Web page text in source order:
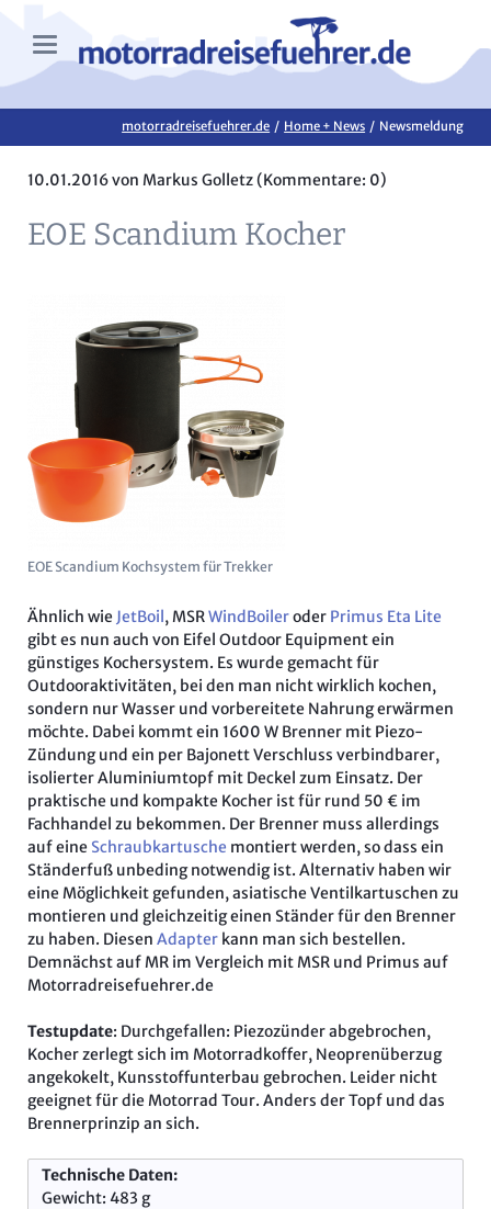
motorradreisefuehrer.de Home + News Newsmeldung
10.01.2016von Markus Golletz (Kommentare: 0)
EOE Scandium Kocher
EOE Scandium Kochsystem für Trekker
Ähnlich wie JetBoil, MSRWindBoileroder Primus Eta Lite
gibt es nun auch von Eifel Outdoor Equipment ein
günstiges Kochersystem. Es wurde gemacht für
Outdooraktivitäten, bei den man nicht wirklich kochen,
sondern nur Wasser und vorbereitete Nahrung erwärmen
möchte. Dabei kommt ein 1600 W Brenner mit Piezo-
Zündung und ein per Bajonett Verschluss verbindbarer,
isolierter Aluminiumtopf mit Deckel zum Einsatz. Der
praktische und kompakte Kocher ist für rund 50 € im
Fachhandel zu bekommen. Der Brenner muss allerdings
auf eine Schraubkartusche montiert werden, so dass ein
Ständerfuß unbeding notwendig ist. Alternativ haben wir
eine Möglichkeit gefunden, asiatische Ventilkartuschen zu
montieren und gleichzeitig einen Ständer für den Brenner
zu haben. Diesen Adapterkann man sich bestellen.
Demnächst auf MR im Vergleich mit MSR und Primus auf
Motorradreisefuehrer.de
Testupdate: Durchgefallen: Piezozünder abgebrochen,
Kocher zerlegt sich im Motorradkoffer, Neoprenüberzug
angekokelt, Kunsstoffunterbau gebrochen. Leider nicht
geeignet für die Motorrad Tour. Anders der Topf und das
Brennerprinzip an sich.
Technische Daten:
Gewicht: 483 g